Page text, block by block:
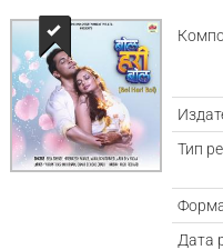
Тип
Дата